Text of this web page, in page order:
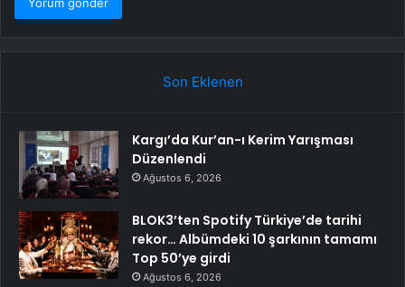
Son Eklenen
Kargı’da Kur’an-ı Kerim Yarışması
Düzenlendi
Ağustos 6, 2026
BLOK3’ten Spotify Türkiye’de tarihi
rekor… Albümdeki 10 şarkının tamamı
Top 50’ye girdi
Ağustos 6, 2026